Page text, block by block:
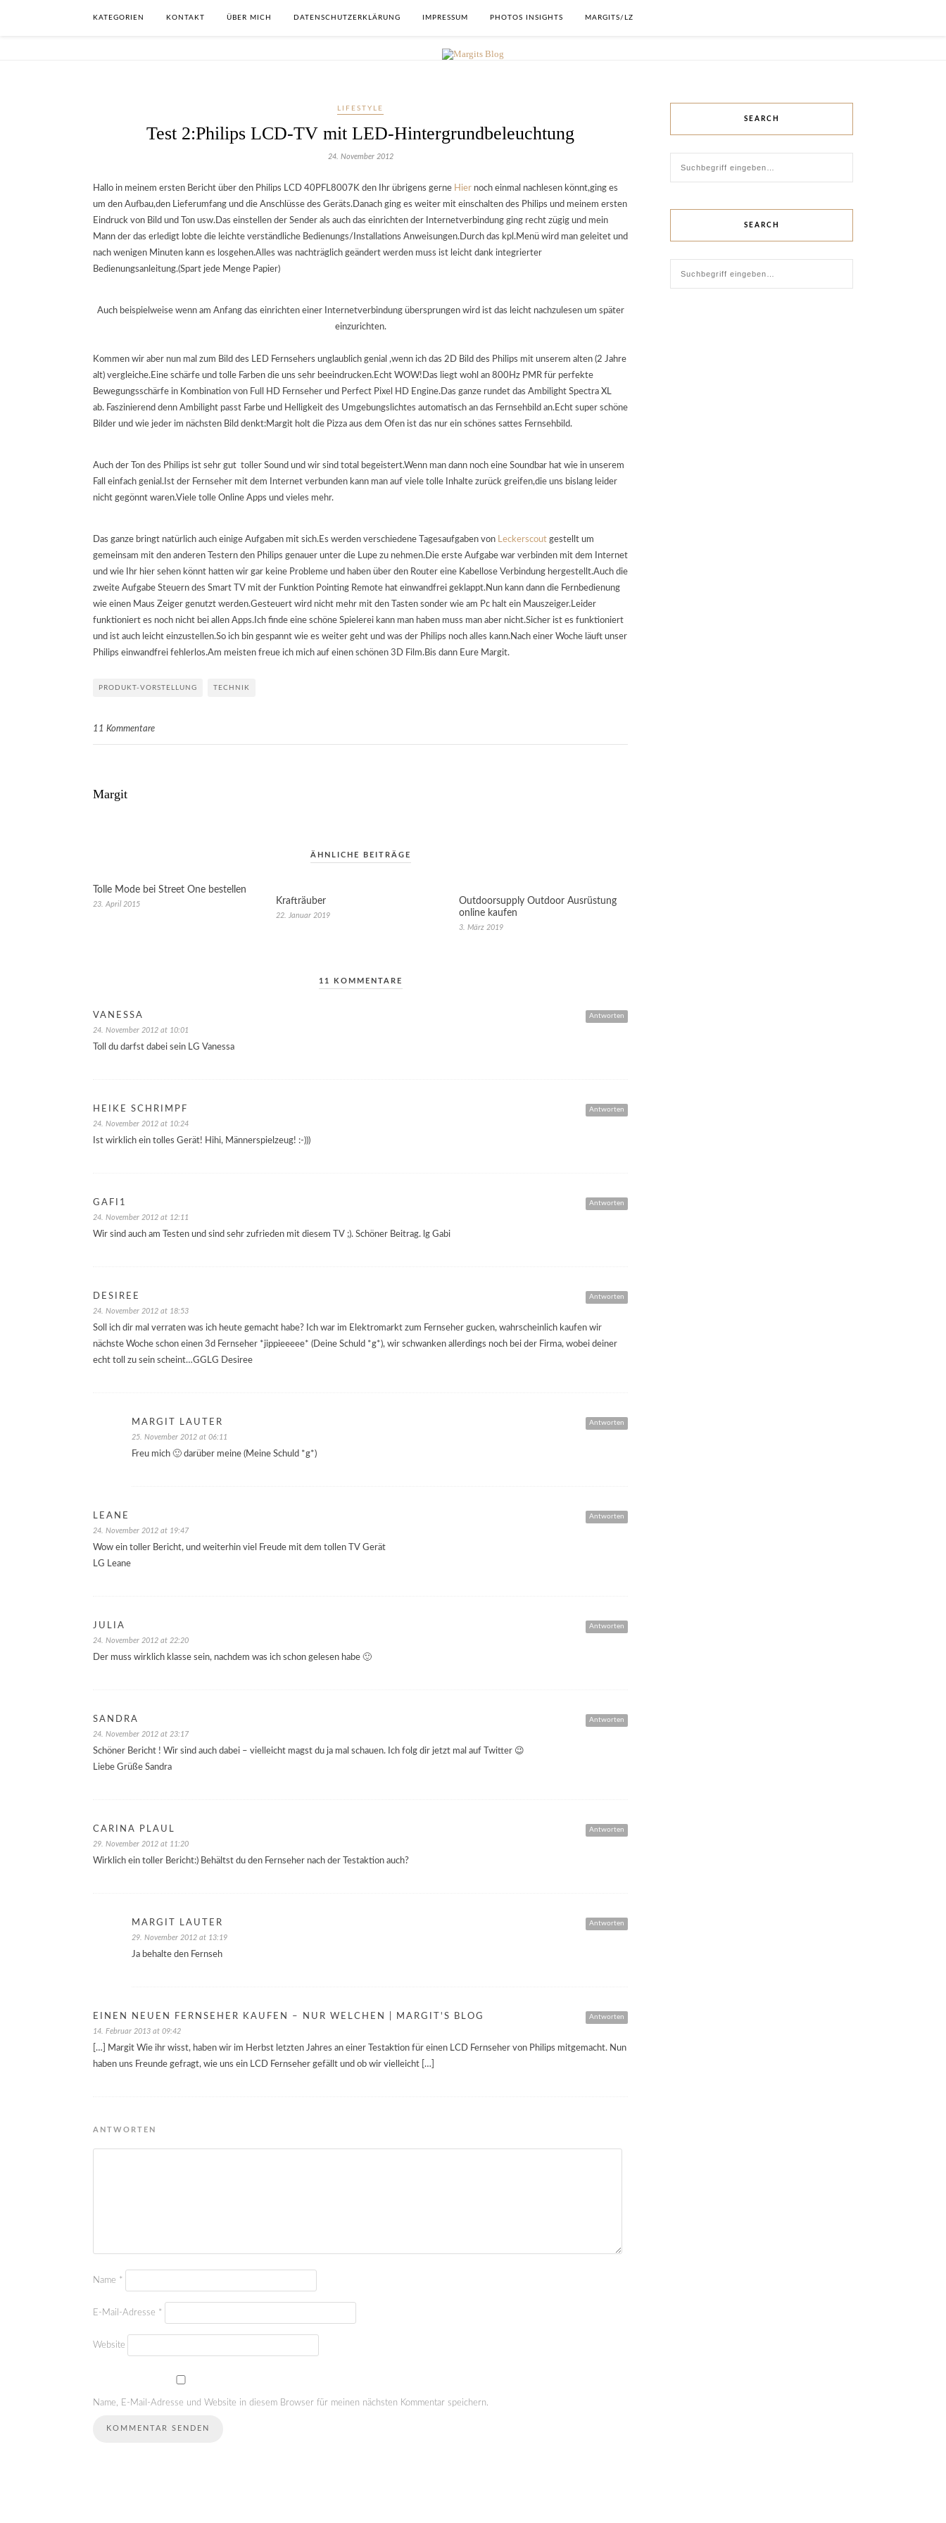
KATEGORIEN KONTAKT ÜBER MICH DATENSCHUTZERKLÄRUNG IMPRESSUM PHOTOS INSIGHTS MARGITS/LZ
LIFESTYLE
Test 2:Philips LCD-TV mit LED-Hintergrundbeleuchtung
24. November 2012
Hallo in meinem ersten Bericht über den Philips LCD 40PFL8007K den Ihr übrigens gerne Hier noch einmal nachlesen könnt,ging es
um den Aufbau,den Lieferumfang und die Anschlüsse des Geräts.Danach ging es weiter mit einschalten des Philips und meinem ersten
Eindruck von Bild und Ton usw.Das einstellen der Sender als auch das einrichten der Internetverbindung ging recht zügig und mein
Mann der das erledigt lobte die leichte verständliche Bedienungs/Installations Anweisungen.Durch das kpl.Menü wird man geleitet und
nach wenigen Minuten kann es losgehen.Alles was nachträglich geändert werden muss ist leicht dank integrierter
Bedienungsanleitung.(Spart jede Menge Papier)
Auch beispielweise wenn am Anfang das einrichten einer Internetverbindung übersprungen wird ist das leicht nachzulesen um später
einzurichten.
Kommen wir aber nun mal zum Bild des LED Fernsehers unglaublich genial ,wenn ich das 2D Bild des Philips mit unserem alten (2 Jahre
alt) vergleiche.Eine schärfe und tolle Farben die uns sehr beeindrucken.Echt WOW!Das liegt wohl an 800Hz PMR für perfekte
Bewegungsschärfe in Kombination von Full HD Fernseher und Perfect Pixel HD Engine.Das ganze rundet das Ambilight Spectra XL
ab. Faszinierend denn Ambilight passt Farbe und Helligkeit des Umgebungslichtes automatisch an das Fernsehbild an.Echt super schöne
Bilder und wie jeder im nächsten Bild denkt:Margit holt die Pizza aus dem Ofen ist das nur ein schönes sattes Fernsehbild.
Auch der Ton des Philips ist sehr gut toller Sound und wir sind total begeistert.Wenn man dann noch eine Soundbar hat wie in unserem
Fall einfach genial.Ist der Fernseher mit dem Internet verbunden kann man auf viele tolle Inhalte zurück greifen,die uns bislang leider
nicht gegönnt waren.Viele tolle Online Apps und vieles mehr.
Das ganze bringt natürlich auch einige Aufgaben mit sich.Es werden verschiedene Tagesaufgaben von Leckerscout gestellt um
gemeinsam mit den anderen Testern den Philips genauer unter die Lupe zu nehmen.Die erste Aufgabe war verbinden mit dem Internet
und wie Ihr hier sehen könnt hatten wir gar keine Probleme und haben über den Router eine Kabellose Verbindung hergestellt.Auch die
zweite Aufgabe Steuern des Smart TV mit der Funktion Pointing Remote hat einwandfrei geklappt.Nun kann dann die Fernbedienung
wie einen Maus Zeiger genutzt werden.Gesteuert wird nicht mehr mit den Tasten sonder wie am Pc halt ein Mauszeiger.Leider
funktioniert es noch nicht bei allen Apps.Ich finde eine schöne Spielerei kann man haben muss man aber nicht.Sicher ist es funktioniert
und ist auch leicht einzustellen.So ich bin gespannt wie es weiter geht und was der Philips noch alles kann.Nach einer Woche läuft unser
Philips einwandfrei fehlerlos.Am meisten freue ich mich auf einen schönen 3D Film.Bis dann Eure Margit.
PRODUKT-VORSTELLUNG TECHNIK
11 Kommentare
Margit
ÄHNLICHE BEITRÄGE
Tolle Mode bei Street One bestellen
23. April 2015 Krafträuber
22. Januar 2019
Outdoorsupply Outdoor Ausrüstung
online kaufen
3. März 2019
11 KOMMENTARE
Antworten
VANESSA
24. November 2012 at 10:01
Toll du darfst dabei sein LG Vanessa
Antworten
HEIKE SCHRIMPF
24. November 2012 at 10:24
Ist wirklich ein tolles Gerät! Hihi, Männerspielzeug! :-)))
Antworten
GAFI1
24. November 2012 at 12:11
Wir sind auch am Testen und sind sehr zufrieden mit diesem TV ;). Schöner Beitrag. lg Gabi
Antworten
DESIREE
24. November 2012 at 18:53
Soll ich dir mal verraten was ich heute gemacht habe? Ich war im Elektromarkt zum Fernseher gucken, wahrscheinlich kaufen wir
nächste Woche schon einen 3d Fernseher *jippieeeee* (Deine Schuld *g*), wir schwanken allerdings noch bei der Firma, wobei deiner
echt toll zu sein scheint…GGLG Desiree
Antworten
MARGIT LAUTER
25. November 2012 at 06:11
Freu mich 🙂 darüber meine (Meine Schuld *g*)
Antworten
LEANE
24. November 2012 at 19:47
Wow ein toller Bericht, und weiterhin viel Freude mit dem tollen TV Gerät
LG Leane
Antworten
JULIA
24. November 2012 at 22:20
Der muss wirklich klasse sein, nachdem was ich schon gelesen habe 🙂
Antworten
SANDRA
24. November 2012 at 23:17
Schöner Bericht ! Wir sind auch dabei – vielleicht magst du ja mal schauen. Ich folg dir jetzt mal auf Twitter 😉
Liebe Grüße Sandra
Antworten
CARINA PLAUL
29. November 2012 at 11:20
Wirklich ein toller Bericht:) Behältst du den Fernseher nach der Testaktion auch?
Antworten
MARGIT LAUTER
29. November 2012 at 13:19
Ja behalte den Fernseh
Antworten
EINEN NEUEN FERNSEHER KAUFEN – NUR WELCHEN | MARGIT'S BLOG
14. Februar 2013 at 09:42
[…] Margit Wie ihr wisst, haben wir im Herbst letzten Jahres an einer Testaktion für einen LCD Fernseher von Philips mitgemacht. Nun
haben uns Freunde gefragt, wie uns ein LCD Fernseher gefällt und ob wir vielleicht […]
ANTWORTEN
Name *
E-Mail-Adresse *
Website
Name, E-Mail-Adresse und Website in diesem Browser für meinen nächsten Kommentar speichern.
SEARCH
SEARCH